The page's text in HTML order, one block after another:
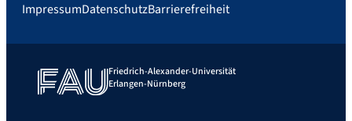
ImpressumDatenschutzBarrierefreiheit
Friedrich-Alexander-Universität
Erlangen-Nürnberg